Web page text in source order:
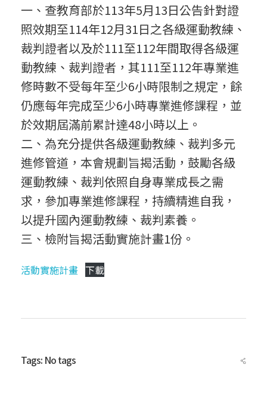
知
】
中
華
民
國
一、查教育部於113年5月13日公告針對證
照效期至114年12月31日之各級運動教練、
裁判證者以及於111至112年間取得各級運
動教練、裁判證者，其111至112年專業進
修時數不受每年至少6小時限制之規定，餘
仍應每年完成至少6小時專業進修課程，並
於效期屆滿前累計達48小時以上。
二、為充分提供各級運動教練、裁判多元
進修管道，本會規劃旨揭活動，鼓勵各級
運動教練、裁判依照自身專業成長之需
求，參加專業進修課程，持續精進自我，
以提升國內運動教練、裁判素養。
三、檢附旨揭活動實施計畫1份。
活動實施計畫 下載
Tags: No tags